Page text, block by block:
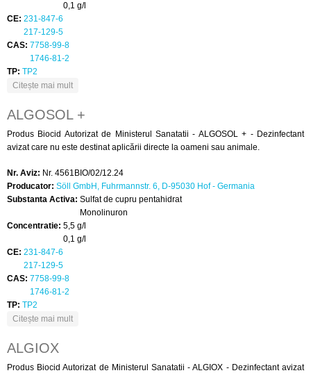
0,1 g/l
CE: 231-847-6
217-129-5
CAS: 7758-99-8
1746-81-2
TP: TP2
Citește mai mult
ALGOSOL +
Produs Biocid Autorizat de Ministerul Sanatatii - ALGOSOL + - Dezinfectant
avizat care nu este destinat aplicării directe la oameni sau animale.
Nr. Aviz: Nr. 4561BIO/02/12.24
Producator: Söll GmbH, Fuhrmannstr. 6, D-95030 Hof - Germania
Substanta Activa: Sulfat de cupru pentahidrat
Monolinuron
Concentratie: 5,5 g/l
0,1 g/l
CE: 231-847-6
217-129-5
CAS: 7758-99-8
1746-81-2
TP: TP2
Citește mai mult
ALGIOX
Produs Biocid Autorizat de Ministerul Sanatatii - ALGIOX - Dezinfectant avizat